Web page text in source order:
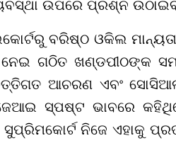
ଉପରେ ପ୍ରଶ୍ନ
ବରିଷ୍ଠ ଓକିଲ
ନେଇ ଗଠିତ ଖଣ୍ଡପୀଠଙ୍କ
ଆଚରଣ ଏବଂ
ସ୍ପଷ୍ଟ ଭାବରେ
ନିଜେ ଏହାକୁ